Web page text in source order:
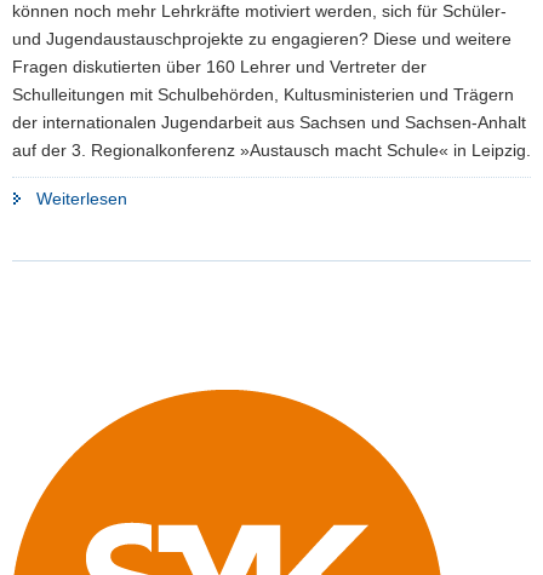
können noch mehr Lehrkräfte motiviert werden, sich für Schüler-
und Jugendaustauschprojekte zu engagieren? Diese und weitere
Fragen diskutierten über 160 Lehrer und Vertreter der
Schulleitungen mit Schulbehörden, Kultusministerien und Trägern
der internationalen Jugendarbeit aus Sachsen und Sachsen-Anhalt
auf der 3. Regionalkonferenz »Austausch macht Schule« in Leipzig.
Weiterlesen